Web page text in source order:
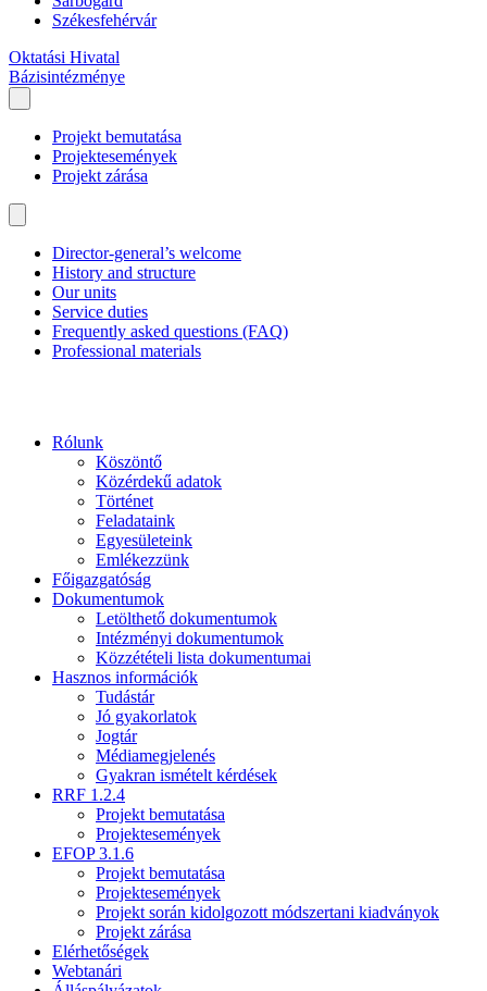
Székesfehérvár
Oktatási Hivatal
Bázisintézménye
Projekt bemutatása
Projektesemények
Projekt zárása
Director-general’s welcome
History and structure
Our units
Service duties
Frequently asked questions (FAQ)
Professional materials
Rólunk
Köszöntő
Közérdekű adatok
Történet
Feladataink
Egyesületeink
Emlékezzünk
Főigazgatóság
Dokumentumok
Letölthető dokumentumok
Intézményi dokumentumok
Közzétételi lista dokumentumai
Hasznos információk
Tudástár
Jó gyakorlatok
Jogtár
Médiamegjelenés
Gyakran ismételt kérdések
RRF 1.2.4
Projekt bemutatása
Projektesemények
EFOP 3.1.6
Projekt bemutatása
Projektesemények
Projekt során kidolgozott módszertani kiadványok
Projekt zárása
Elérhetőségek
Webtanári